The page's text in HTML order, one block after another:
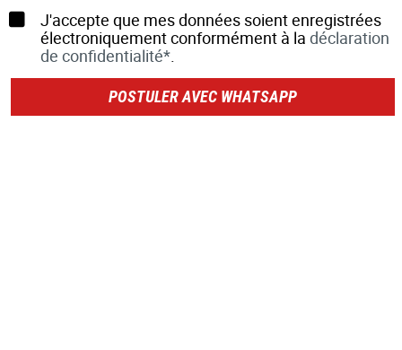
J'accepte que mes données soient enregistrées
électroniquement conformément à la déclaration
de confidentialité*.
POSTULER AVEC WHATSAPP